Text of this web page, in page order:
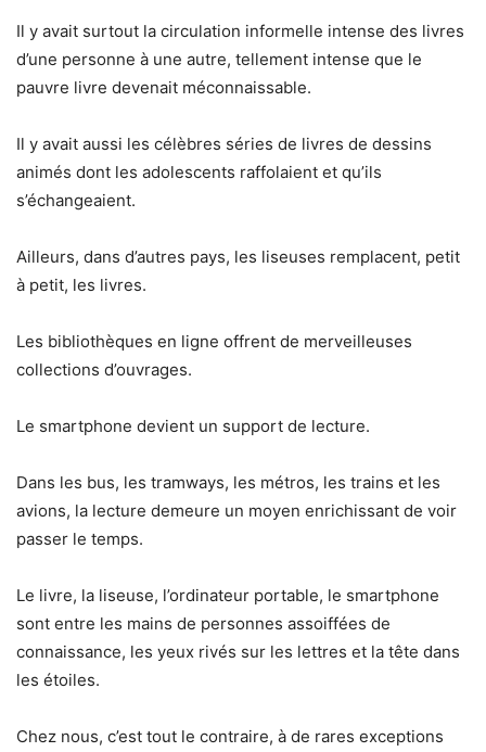
Il y avait surtout la circulation informelle intense des livres
d’une personne à une autre, tellement intense que le
pauvre livre devenait méconnaissable.
Il y avait aussi les célèbres séries de livres de dessins
animés dont les adolescents raffolaient et qu’ils
s’échangeaient.
Ailleurs, dans d’autres pays, les liseuses remplacent, petit
à petit, les livres.
Les bibliothèques en ligne offrent de merveilleuses
collections d’ouvrages.
Le smartphone devient un support de lecture.
Dans les bus, les tramways, les métros, les trains et les
avions, la lecture demeure un moyen enrichissant de voir
passer le temps.
Le livre, la liseuse, l’ordinateur portable, le smartphone
sont entre les mains de personnes assoiffées de
connaissance, les yeux rivés sur les lettres et la tête dans
les étoiles.
Chez nous, c’est tout le contraire, à de rares exceptions